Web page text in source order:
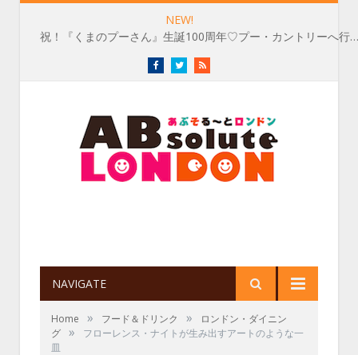
NEW!
祝！『くまのプーさん』生誕100周年♡プー・カントリーへ行こう♪
FacebookTwitterRSS
NAVIGATE
Home » フード＆ドリンク »
ロンドン・ダイニン
グ »
フローレンス・ナイトが生み出すアートのような一
皿